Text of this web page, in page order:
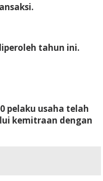
tahun ini.
pelaku usaha telah
kemitraan dengan